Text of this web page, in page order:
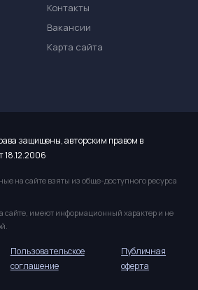
Контакты
Вакансии
Карта сайта
защищены, авторским правом в
18.12.2006
на сайте взяты из обще-доступного ресурса
сайте, имеют информационный характер и не
Пользовательское
соглашение
Публичная
оферта